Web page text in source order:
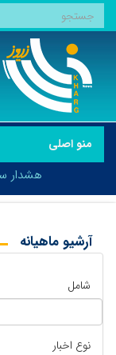
منو اصلی
هشدار
آرشیو ماهیانه
شامل
نوع اخبار